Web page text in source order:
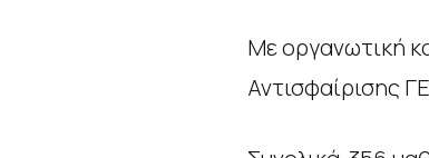
Με οργανωτική
Αντισφαίρισης